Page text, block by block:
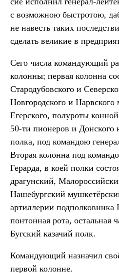
с возможною быстротою,
не навесть таких
сделать великие в
Сего числа командующий
колонны; первая колонна
Стародубовского и
Новгородского и
Егерского, полуроты
50-ти пионеров и Донского
полка, под командою
Вторая колонна под
Герарда, в коей полки
драгунский,
Нашебургский
артиллерии подполковника
понтонная рота, остальная
Бугский казачий полк.
Командующий назначил
первой колонне.